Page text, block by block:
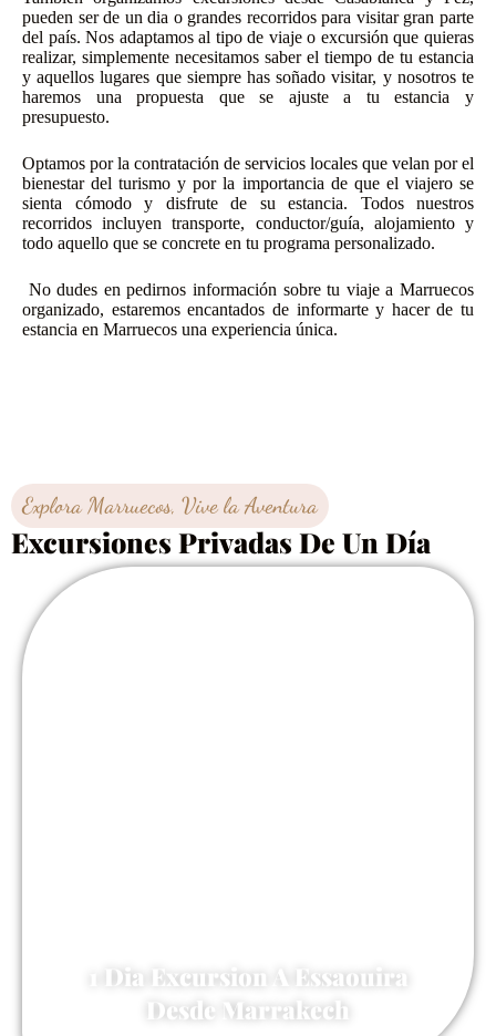
pueden ser de un dia o grandes recorridos para visitar gran parte
del país. Nos adaptamos al tipo de viaje o excursión que quieras
realizar, simplemente necesitamos saber el tiempo de tu estancia
y aquellos lugares que siempre has soñado visitar, y nosotros te
haremos una propuesta que se ajuste a tu estancia y
presupuesto.
Optamos por la contratación de servicios locales que velan por el
bienestar del turismo y por la importancia de que el viajero se
sienta cómodo y disfrute de su estancia. Todos nuestros
recorridos incluyen transporte, conductor/guía, alojamiento y
todo aquello que se concrete en tu programa personalizado.
No dudes en pedirnos información sobre tu viaje a Marruecos
organizado, estaremos encantados de informarte y hacer de tu
estancia en Marruecos una experiencia única.
Explora Marruecos, Vive la Aventura
Excursiones Privadas De Un Día
1 Dia Excursion A Essaouira
Desde Marrakech